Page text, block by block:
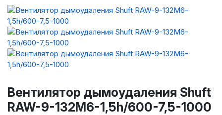
Вентилятор дымоудаления Shuft
RAW-9-132M6-1,5h/600-7,5-1000